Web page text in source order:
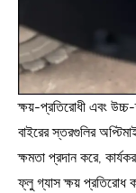
ক্ষয়-প্রতিরোধী এবং উচ্চ-
বাইরের স্তরগুলির
ক্ষমতা প্রদান করে,
ফ্লু গ্যাস ক্ষয় প্রতিরোধ